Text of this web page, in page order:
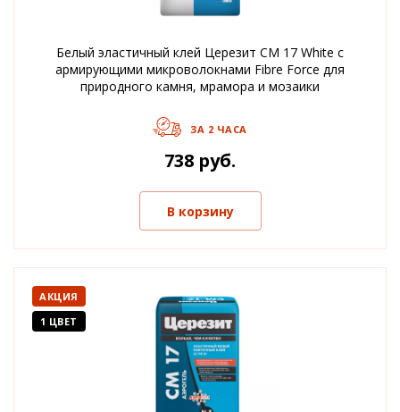
Белый эластичный клей Церезит CM 17 White с
армирующими микроволокнами Fibre Force для
природного камня, мрамора и мозаики
ЗА 2 ЧАСА
738 руб.
В корзину
АКЦИЯ
1 ЦВЕТ